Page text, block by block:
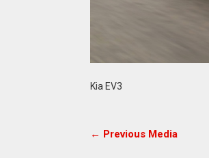
Kia EV3
← Previous Media